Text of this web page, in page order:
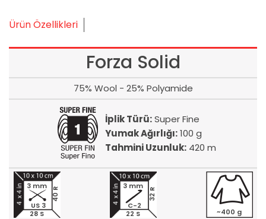
Ürün Özellikleri
Forza Solid
75% Wool - 25% Polyamide
İplik Türü:Super Fine
Yumak Ağırlığı:100 g
Tahmini Uzunluk:420 m
28 S
40 R
3 mm
US 3
22 S
32 R
3 mm
C-2
~400 g